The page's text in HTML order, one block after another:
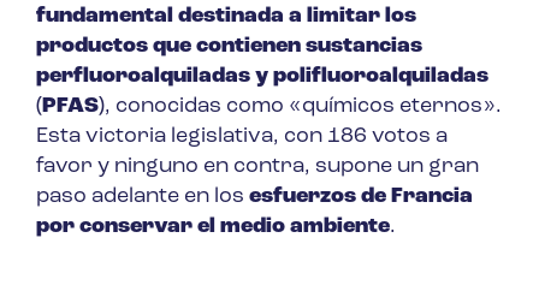
fundamental destinada a limitar los
productos que contienen sustancias
perfluoroalquiladas y polifluoroalquiladas
(PFAS), conocidas como «químicos eternos».
Esta victoria legislativa, con 186 votos a
favor y ninguno en contra, supone un gran
paso adelante en los esfuerzos de Francia
por conservar el medio ambiente.